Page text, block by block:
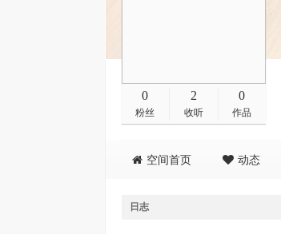
0
粉丝
2
收听
0
作品
空间首页 动态
日志